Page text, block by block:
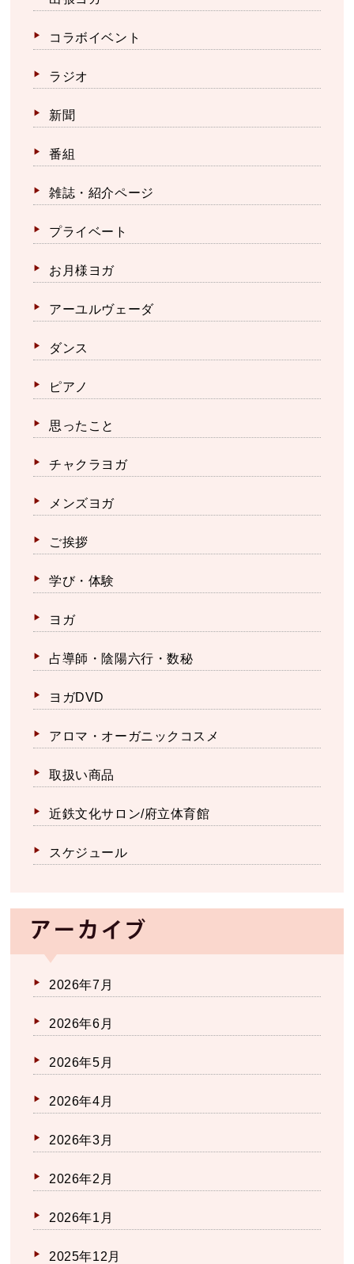
コラボイベント
ラジオ
新聞
番組
雑誌・紹介ページ
プライベート
お月様ヨガ
アーユルヴェーダ
ダンス
ピアノ
思ったこと
チャクラヨガ
メンズヨガ
ご挨拶
学び・体験
ヨガ
占導師・陰陽六行・数秘
ヨガDVD
アロマ・オーガニックコスメ
取扱い商品
近鉄文化サロン/府立体育館
スケジュール
アーカイブ
2026年7月
2026年6月
2026年5月
2026年4月
2026年3月
2026年2月
2026年1月
2025年12月